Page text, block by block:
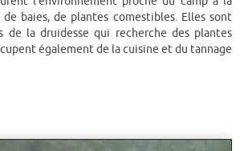
de baies, de plantes comestibles. Elles sont
de la druidesse qui recherche des plantes
également de la cuisine et du tannage